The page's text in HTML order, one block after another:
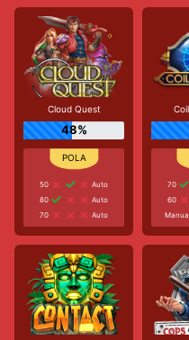
Cloud Quest
48%
50
Auto
80
Auto
70
Auto
70
60